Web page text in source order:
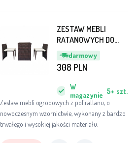
darmowy
ZESTAW MEBLI
RATANOWYCH DO
OGRODU NA TARAS
2+1 MR1981
Zestaw mebli ogrodowych z polirattanu, o
nowoczesnym wzornictwie, wykonany z bardzo
trwałego i wysokiej jakości materiału.
W
magazynie 5+ szt.
308 PLN